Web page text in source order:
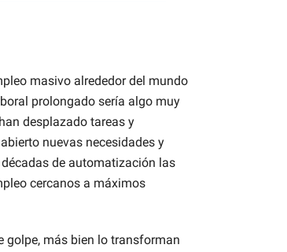
masivo alrededor del mundo
prolongado sería algo muy
desplazado tareas y
nuevas necesidades y
de automatización las
cercanos a máximos
golpe, más bien lo transforman